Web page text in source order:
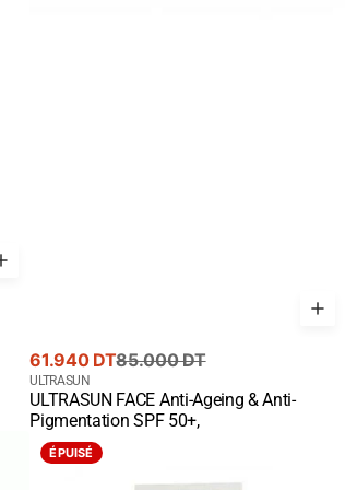
Prix
de
vente
61.940 DT
Prix
courant
85.000 DT
Fournisseur
:
ULTRASUN
ULTRASUN FACE Anti-Ageing & Anti-
Pigmentation SPF 50+,
Quick View
ULTRASUN
GLIMMER
ÉPUISÉ